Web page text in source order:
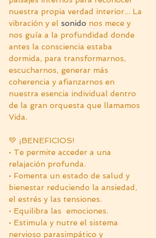
nuestra propia verdad interior... La
vibración y el sonido nos mece y
nos guía a la profundidad donde
antes la consciencia estaba
dormida, para transformarnos,
escucharnos, generar más
coherencia y afianzarnos en
nuestra esencia individual dentro
de la gran orquesta que llamamos
Vida.
💚 ¡BENEFICIOS!
• Te permite acceder a una
relajación profunda.
• Fomenta un estado de salud y
bienestar reduciendo la ansiedad,
el estrés y las tensiones.
• Equilibra las  emociones.
• Estimula y nutre el sistema
nervioso parasimpático y